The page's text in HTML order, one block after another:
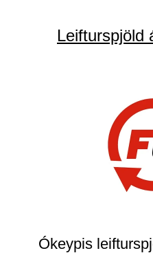
Leifturspjöld
Ókeypis